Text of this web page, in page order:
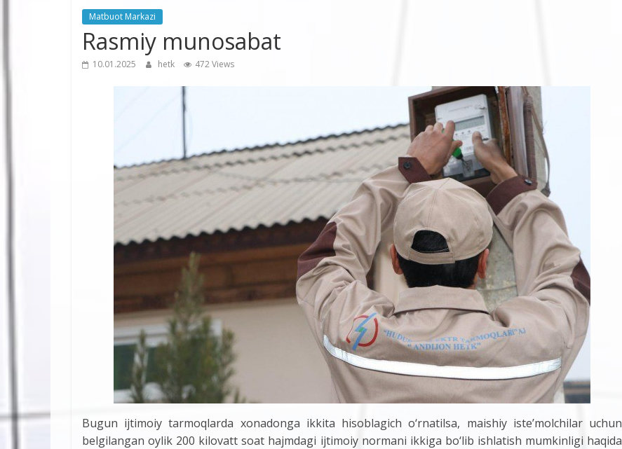
Matbuot Markazi
Rasmiy munosabat
10.01.2025 hetk 472 Views
Bugun ijtimoiy tarmoqlarda xonadonga ikkita hisoblagich о‘rnatilsa, maishiy iste’molchilar uchun
belgilangan oylik 200 kilovatt soat hajmdagi ijtimoiy normani ikkiga bо‘lib ishlatish mumkinligi haqida